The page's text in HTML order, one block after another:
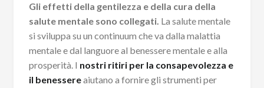
Gli effetti della gentilezza e della cura della
salute mentale sono collegati. La salute mentale
si sviluppa su un continuum che va dalla malattia
mentale e dal languore al benessere mentale e alla
prosperità. I nostri ritiri per la consapevolezza e
il benessereaiutano a fornire gli strumenti per